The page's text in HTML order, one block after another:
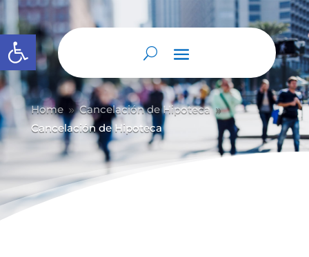
Abrir barra de herramientas
Home 9 Cancelación de Hipoteca 9
Cancelación de Hipoteca